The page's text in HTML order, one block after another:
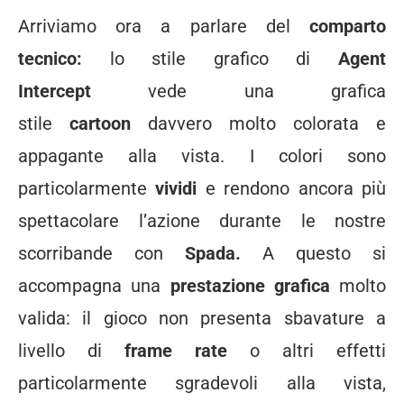
Arriviamo ora a parlare del comparto
tecnico: lo stile grafico diAgent
Interceptvede una grafica
stile cartoon davvero molto colorata e
appagante alla vista. I colori sono
particolarmentevividi e rendono ancora più
spettacolare l’azione durante le nostre
scorribande con Spada. A questo si
accompagna una prestazione grafica molto
valida: il gioco non presenta sbavature a
livello di frame rate o altri effetti
particolarmente sgradevoli alla vista,